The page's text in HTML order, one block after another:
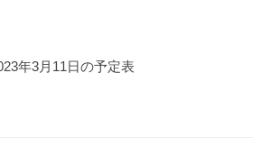
年3月11日の予定表